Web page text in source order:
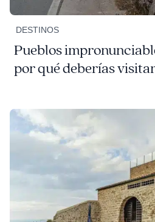
DESTINOS
Pueblos
por qué deberías